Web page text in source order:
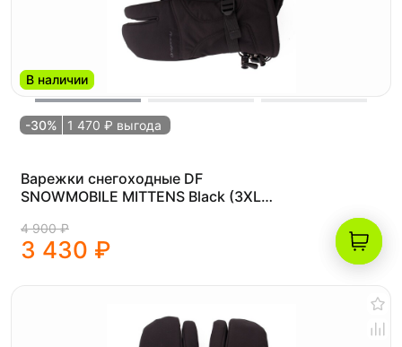
В наличии
-30% 1 470 ₽ выгода
Варежки снегоходные DF
SNOWMOBILE MITTENS Black (3XL
4 900 ₽
3 430 ₽